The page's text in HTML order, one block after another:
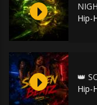
Hip-
👑
Hip-